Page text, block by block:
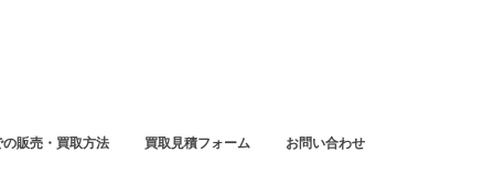
販売・買取方法 買取見積フォーム お問い合わせ